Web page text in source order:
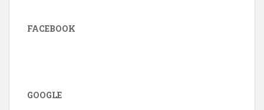
FACEBOOK
GOOGLE